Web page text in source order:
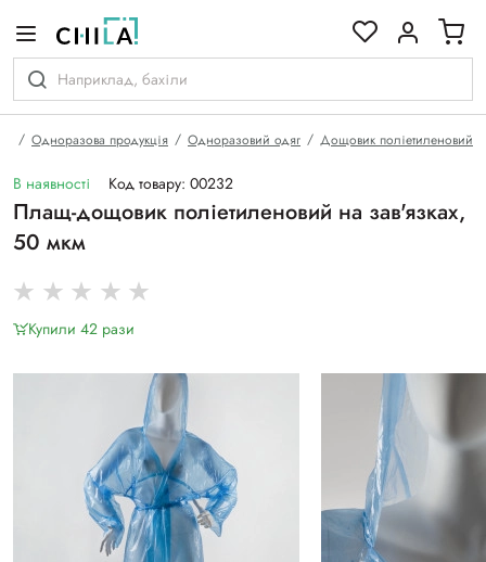
Одноразова продукція Одноразовий одяг Дощовик поліетиленовий
В наявності Код товару: 00232
Плащ-дощовик поліетиленовий на зав'язках,
50 мкм
Купили 42 рази
гамі